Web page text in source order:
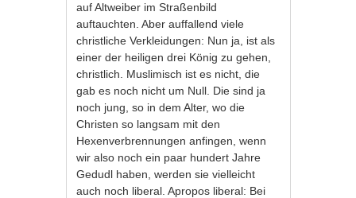
auf Altweiber im Straßenbild
auftauchten. Aber auffallend viele
christliche Verkleidungen: Nun ja, ist als
einer der heiligen drei König zu gehen,
christlich. Muslimisch ist es nicht, die
gab es noch nicht um Null. Die sind ja
noch jung, so in dem Alter, wo die
Christen so langsam mit den
Hexenverbrennungen anfingen, wenn
wir also noch ein paar hundert Jahre
Gedudl haben, werden sie vielleicht
auch noch liberal. Apropos liberal: Bei